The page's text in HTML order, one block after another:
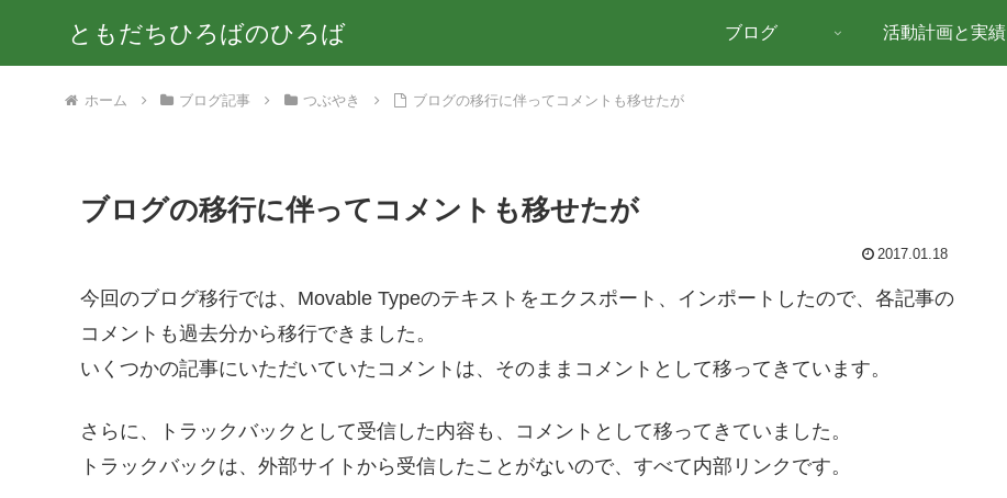
ともだちひろばのひろば ブログ 活動計画と実績
ホーム ブログ記事 つぶやき ブログの移行に伴ってコメントも移せたが
ブログの移行に伴ってコメントも移せたが
2017.01.18
今回のブログ移行では、Movable Typeのテキストをエクスポート、インポートしたので、各記事の
コメントも過去分から移行できました。
いくつかの記事にいただいていたコメントは、そのままコメントとして移ってきています。
さらに、トラックバックとして受信した内容も、コメントとして移ってきていました。
トラックバックは、外部サイトから受信したことがないので、すべて内部リンクです。